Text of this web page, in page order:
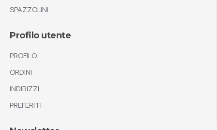
SPAZZOLINI
Profilo utente
PROFILO
ORDINI
INDIRIZZI
PREFERITI